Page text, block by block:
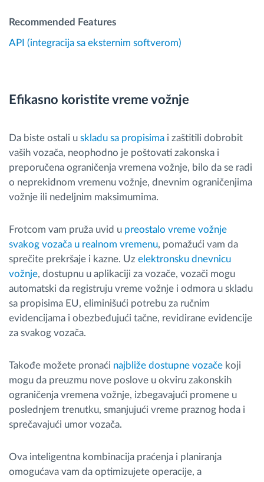
Recommended Features
API (integracija sa eksternim softverom)
Efikasno koristite vreme vožnje
Da biste ostali u skladu sa propisima i zaštitili dobrobit
vaših vozača, neophodno je poštovati zakonska i
preporučena ograničenja vremena vožnje, bilo da se radi
o neprekidnom vremenu vožnje, dnevnim ograničenjima
vožnje ili nedeljnim maksimumima.
Frotcom vam pruža uvid u preostalo vreme vožnje
svakog vozača u realnom vremenu, pomažući vam da
sprečite prekršaje i kazne. Uz elektronsku dnevnicu
vožnje, dostupnu u aplikaciji za vozače, vozači mogu
automatski da registruju vreme vožnje i odmora u skladu
sa propisima EU, eliminišući potrebu za ručnim
evidencijama i obezbeđujući tačne, revidirane evidencije
za svakog vozača.
Takođe možete pronaći najbliže dostupne vozače koji
mogu da preuzmu nove poslove u okviru zakonskih
ograničenja vremena vožnje, izbegavajući promene u
poslednjem trenutku, smanjujući vreme praznog hoda i
sprečavajući umor vozača.
Ova inteligentna kombinacija praćenja i planiranja
omogućava vam da optimizujete operacije, a